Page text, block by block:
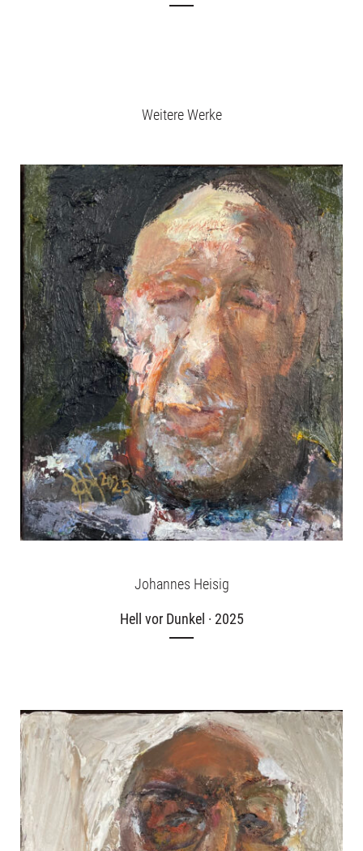
Ausstellungen
Unsere Angebote
Weitere Werke
Johannes Heisig
Hell vor Dunkel · 2025